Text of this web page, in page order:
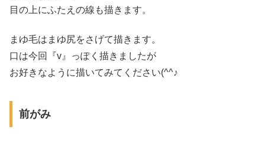
目の上にふたえの線も描きます。
まゆ毛はまゆ尻をさげて描きます。
口は今回『v』っぽく描きましたが
お好きなように描いてみてください(^^♪
前がみ